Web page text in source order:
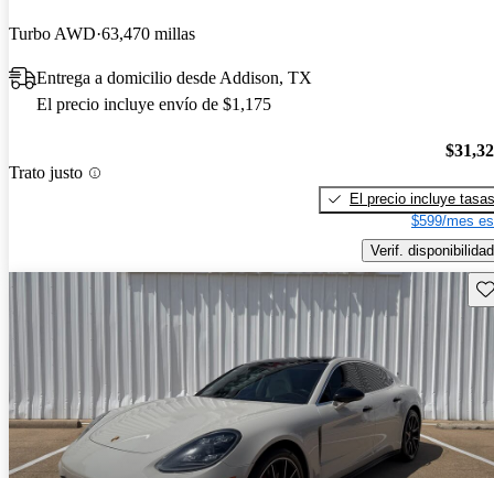
Turbo AWD 63,470 millas
Entrega a domicilio desde Addison, TX
El precio incluye envío de $1,175
Trato justo
El precio incluye tasas
$599/mes
Verif. disponibilidad